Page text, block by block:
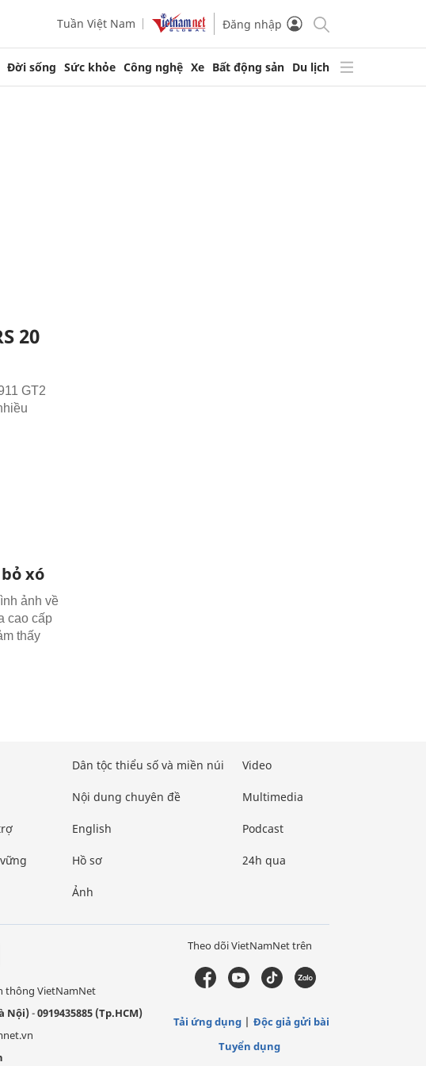
Tuần Việt Nam Đăng nhập
Đời sống Sức khỏe Công nghệ Xe Bất động sản Du lịch
20
GT2
xó
ảnh về
cao cấp
thấy
Dân tộc thiểu số và miền núi
Nội dung chuyên đề
English
Hồ sơ
Ảnh
Video
Multimedia
Podcast
24h qua
thông VietNamNet
Nội)-0919435885 (Tp.HCM)
Theo dõi VietNamNet trên
Tải ứng dụng
Độc giả gửi bài
Tuyển dụng